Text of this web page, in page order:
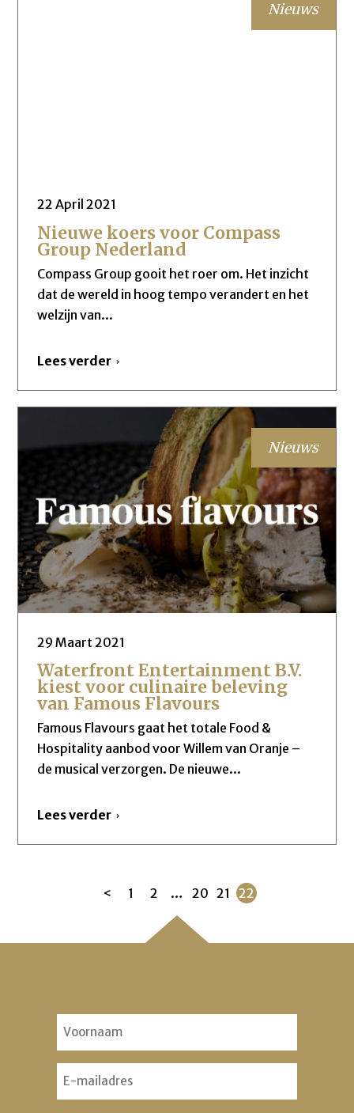
Nieuws
22 April 2021
Nieuwe koers voor Compass
Group Nederland
Compass Group gooit het roer om. Het inzicht
dat de wereld in hoog tempo verandert en het
welzijn van...
Lees verder
Nieuws
29 Maart 2021
Waterfront Entertainment B.V.
kiest voor culinaire beleving
van Famous Flavours
Famous Flavours gaat het totale Food &
Hospitality aanbod voor Willem van Oranje –
de musical verzorgen. De nieuwe...
Lees verder
< 1 2 … 20 21 22
Voornaam
Email